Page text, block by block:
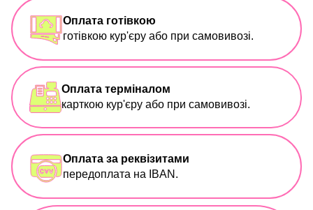
Оплата готівкою
готівкою кур'єру або при самовивозі.
Оплата терміналом
карткою кур'єру або при самовивозі.
Оплата за реквізитами
передоплата на IBAN.